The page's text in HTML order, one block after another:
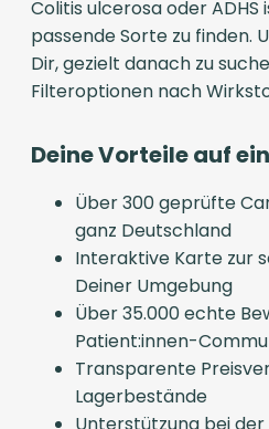
Colitis ulcerosa oder ADHS
passende Sorte zu finden.
Dir, gezielt danach zu
Filteroptionen nach
Deine Vorteile auf
Über 300 geprüfte
ganz Deutschland
Interaktive Karte zur
Deiner Umgebung
Über 35.000 echte
Patient:innen-
Transparente
Lagerbestände